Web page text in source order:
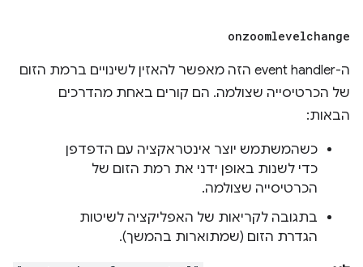
onzoomlevelchange
ה-event handler הזה מאפשר להאזין לשינויים ברמת הזום
של הכרטיסייה שצולמה. הם קורים באחת מהדרכים
הבאות:
כשהמשתמש יוצר אינטראקציה עם הדפדפן
כדי לשנות באופן ידני את רמת הזום של
הכרטיסייה שצולמה.
בתגובה לקריאות של האפליקציה לשיטות
הגדרת הזום (שמתוארות בהמשך).